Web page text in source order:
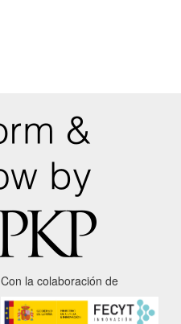
Con la colaboración de